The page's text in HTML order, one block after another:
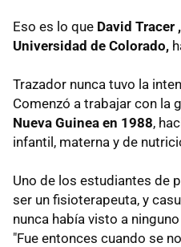
Eso es lo que David Tracer
Universidad de Colorado,
Trazador nunca tuvo la
Comenzó a trabajar con la
Nueva Guinea en 1988,
infantil, materna y de
Uno de los estudiantes de
ser un fisioterapeuta, y
nunca había visto a
"Fue entonces cuando se